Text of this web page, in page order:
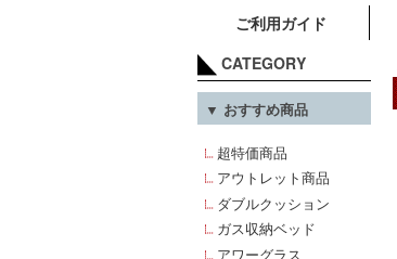
ご利用ガイド
CATEGORY
▼ おすすめ商品
超特価商品
アウトレット商品
ダブルクッション
ガス収納ベッド
アワーグラス